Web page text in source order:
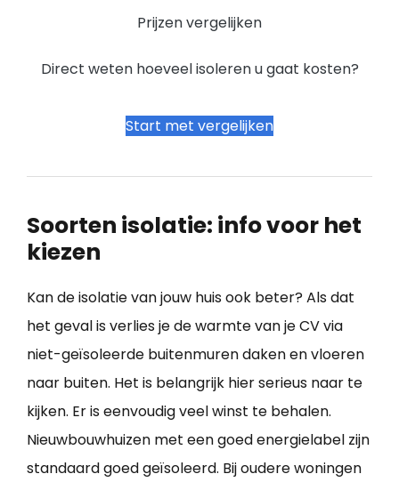
Prijzen vergelijken
Direct weten hoeveel isoleren u gaat kosten?
Start met vergelijken
Soorten isolatie: info voor het
kiezen
Kan de isolatie van jouw huis ook beter? Als dat
het geval is verlies je de warmte van je CV via
niet-geïsoleerde buitenmuren daken en vloeren
naar buiten. Het is belangrijk hier serieus naar te
kijken. Er is eenvoudig veel winst te behalen.
Nieuwbouwhuizen met een goed energielabel zijn
standaard goed geïsoleerd. Bij oudere woningen